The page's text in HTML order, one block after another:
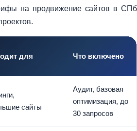
на продвижение сайтов в СПб
для Что включено
сайты
Аудит, базовая
оптимизация, до
30 запросов